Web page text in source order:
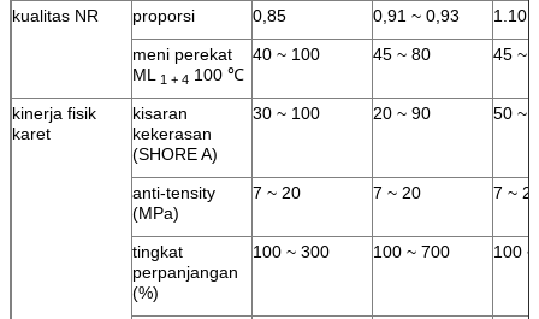
kualitas NR
proporsi 0,85 0,91 ~ 0,93
1.10
meni perekat
ML
1 + 4 100 ℃
40 ~ 100 45 ~ 80 45 ~
kinerja fisik
karet
kisaran
kekerasan
(SHORE A)
30 ~ 100 20 ~ 90 50 ~
anti-tensity
(MPa)
7 ~ 20 7 ~ 20 7 ~
tingkat
perpanjangan
(%)
100 ~ 300 100 ~ 700 100